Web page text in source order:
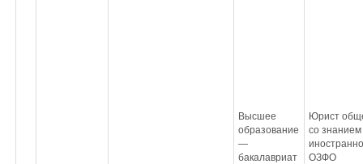
Высшее
образование
—
бакалавриат
Юрист
со знанием
ОЗФО